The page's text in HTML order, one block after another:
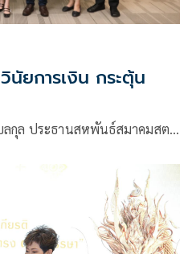
ยการเงิน กระตุ้น
กุล ประธานสหพันธ์สมาคมสต…